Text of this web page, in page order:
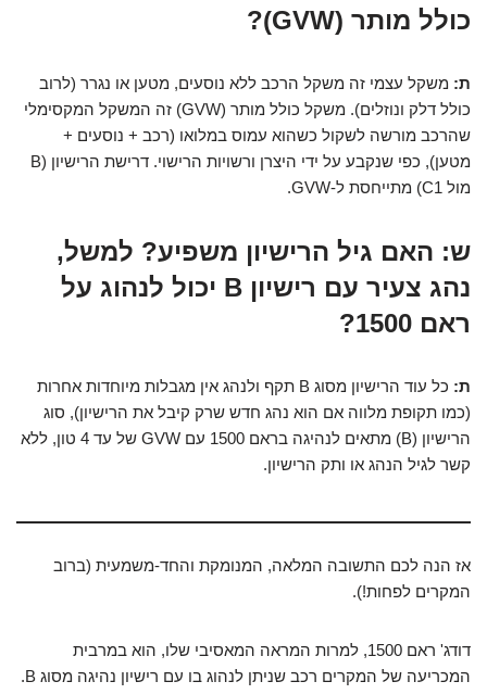
כולל מותר (GVW)?
ת: משקל עצמי זה משקל הרכב ללא נוסעים, מטען או נגרר (לרוב
כולל דלק ונוזלים). משקל כולל מותר (GVW) זה המשקל המקסימלי
שהרכב מורשה לשקול כשהוא עמוס במלואו (רכב + נוסעים +
מטען), כפי שנקבע על ידי היצרן ורשויות הרישוי. דרישת הרישיון (B
מול C1) מתייחסת ל-GVW.
ש: האם גיל הרישיון משפיע? למשל,
נהג צעיר עם רישיון B יכול לנהוג על
ראם 1500?
ת:
כל עוד הרישיון מסוג B תקף ולנהג אין מגבלות מיוחדות אחרות
(כמו תקופת מלווה אם הוא נהג חדש שרק קיבל את הרישיון), סוג
הרישיון (B) מתאים לנהיגה בראם 1500 עם GVW של עד 4 טון, ללא
קשר לגיל הנהג או ותק הרישיון.
אז הנה לכם התשובה המלאה, המנומקת והחד-משמעית (ברוב
המקרים לפחות!).
דודג' ראם 1500, למרות המראה המאסיבי שלו, הוא במרבית
המכריעה של המקרים רכב שניתן לנהוג בו עם רישיון נהיגה מסוג B.